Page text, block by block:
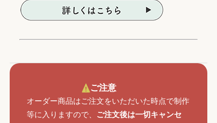
ご注意
オーダー商品はご注文をいただいた時点で制作
等に入りますので、
ご注文後は一切キャンセ